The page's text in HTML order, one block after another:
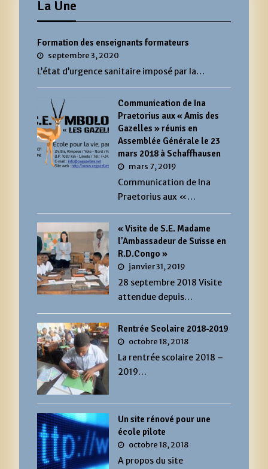
La Une
Formation des enseignants formateurs
septembre 3, 2020
L’état d’urgence sanitaire imposé par la…
Communication de Ina
Praetorius aux « Amis des
Gazelles » réunis en
Assemblée Générale le 23
mars 2018 à Schaffhausen
mars 7, 2019
Communication de Ina
Praetorius aux «…
« Visite de S.E. Madame
l’Ambassadeur de Suisse en
R.D.Congo »
janvier 31, 2019
28 septembre 2018 Visite
attendue depuis…
Rentrée Scolaire 2018-2019
octobre 18, 2018
La rentrée scolaire 2018 –
2019…
Un site rénové pour une
école pilote
octobre 18, 2018
A propos du site